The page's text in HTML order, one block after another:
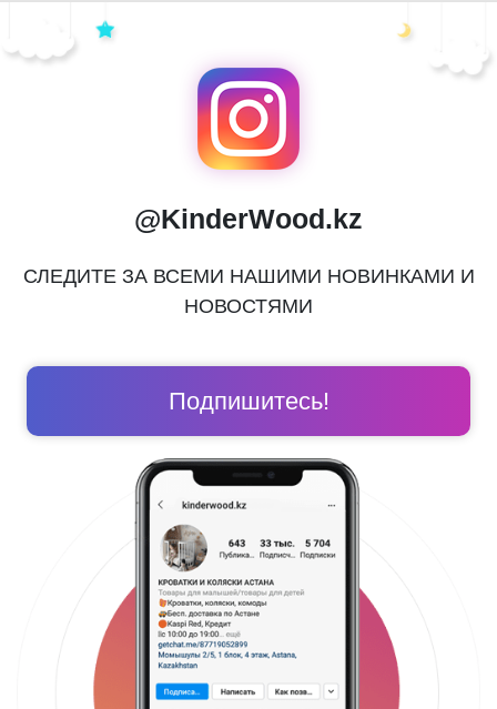
@KinderWood.kz
СЛЕДИТЕ ЗА ВСЕМИ НАШИМИ НОВИНКАМИ И
НОВОСТЯМИ
Подпишитесь!